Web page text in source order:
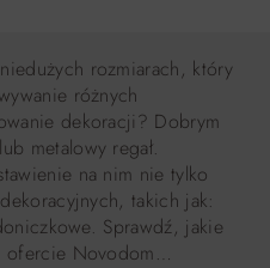
rozmiarach, który
różnych
dekoracji? Dobrym
metalowy regał.
na nim nie tylko
takich jak:
Sprawdź, jakie
ofercie Novodom…